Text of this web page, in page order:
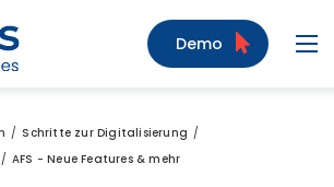
Demo
Schritte zur Digitalisierung
AFS - Neue Features & mehr